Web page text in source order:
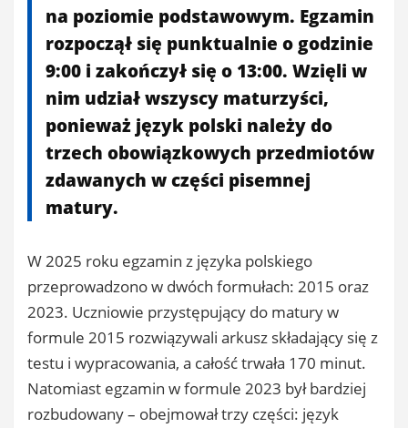
na poziomie podstawowym. Egzamin
rozpoczął się punktualnie o godzinie
9:00 i zakończył się o 13:00. Wzięli w
nim udział wszyscy maturzyści,
ponieważ język polski należy do
trzech obowiązkowych przedmiotów
zdawanych w części pisemnej
matury.
W 2025 roku egzamin z języka polskiego
przeprowadzono w dwóch formułach: 2015 oraz
2023. Uczniowie przystępujący do matury w
formule 2015 rozwiązywali arkusz składający się z
testu i wypracowania, a całość trwała 170 minut.
Natomiast egzamin w formule 2023 był bardziej
rozbudowany – obejmował trzy części: język